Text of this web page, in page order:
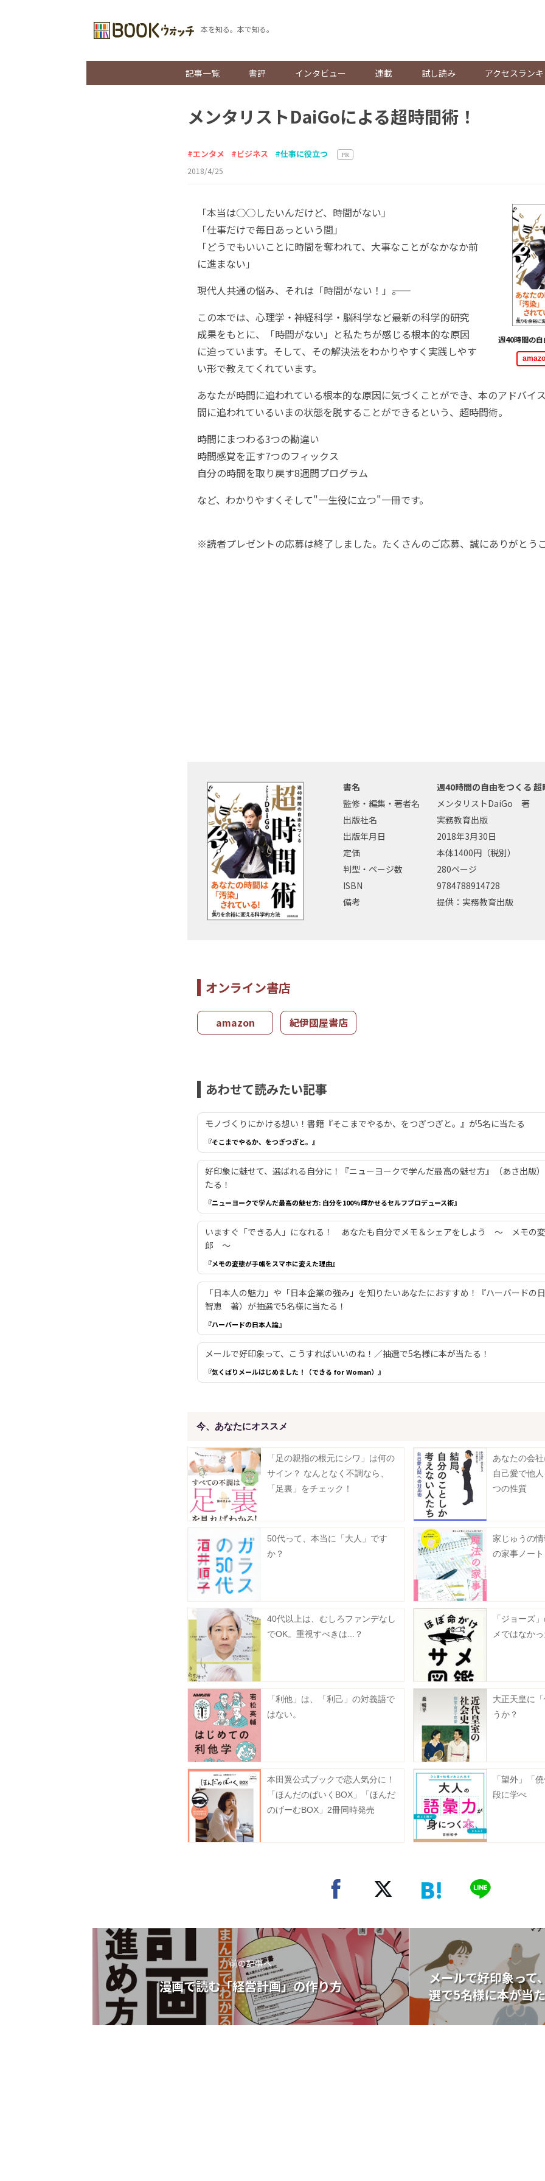
本を知る。本で知る。
記事一覧 書評 インタビュー 連載 試し読み アクセスラン
メンタリストDaiGoによる超時間術！
エンタメ ビジネス 仕事に役立つ PR
2018/4/25
週40時間の
「本当は○○したいんだけど、時間がない」
「仕事だけで毎日あっという間」
「どうでもいいことに時間を奪われて、大事なことがなかなか前
に進まない」
現代人共通の悩み、それは「時間がない！」――。
この本では、心理学・神経科学・脳科学など最新の科学的研究
成果をもとに、「時間がない」と私たちが感じる根本的な原因
に迫っています。そして、その解決法をわかりやすく実践しやす
い形で教えてくれています。
あなたが時間に追われている根本的な原因に気づくことができ、本のアドバイ
間に追われているいまの状態を脱することができるという、超時間術。
時間にまつわる3つの勘違い
時間感覚を正す7つのフィックス
自分の時間を取り戻す8週間プログラム
など、わかりやすくそして"一生役に立つ"一冊です。
※読者プレゼントの応募は終了しました。たくさんのご応募、誠にありがとう
書名
週40時間の自由をつくる 超
監修・編集・著者名
メンタリストDaiGo 著
出版社名
実務教育出版
出版年月日
2018年3月30日
定価
本体1400円（税別）
判型・ページ数
280ページ
ISBN
9784788914728
備考
提供：実務教育出版
オンライン書店
amazon 紀伊國屋書店
あわせて読みたい記事
モノづくりにかける想い！書籍『そこまでやるか、をつぎつぎと。』が5名に当たる
『そこまでやるか、をつぎつぎと。』
好印象に魅せて、選ばれる自分に！『ニューヨークで学んだ最高の魅せ方』（あさ出版
たる！
『ニューヨークで学んだ最高の魅せ方: 自分を100%輝かせるセルフプロデュース術』
いますぐ「できる人」になれる！ あなたも自分でメモ＆シェアをしよう ～ メモの
郎 ～
『メモの変態が手帳をスマホに変えた理由』
「日本人の魅力」や「日本企業の強み」を知りたいあなたにおすすめ！『ハーバードの
智恵 著）が抽選で5名様に当たる！
『ハーバードの日本人論』
メールで好印象って、こうすればいいのね！／抽選で5名様に本が当たる！
『気くばりメールはじめました！（できる for Woman）』
今、あなたにオススメ
「足の親指の根元にシワ」は何の
サイン？ なんとなく不調なら、
「足裏」をチェック！
あなたの会
自己愛で他
つの性質
50代って、本当に「大人」です
か？
家じゅうの
の家事ノート
40代以上は、むしろファンデなし
でOK。重視すべきは...？
「ジョーズ
メではなか
「利他」は、「利己」の対義語で
はない。
大正天皇に
うか？
本田翼公式ブックで恋人気分に！
「ほんだのばいくBOX」「ほんだ
のげーむBOX」2冊同時発売
「望外」「
段に学べ
前の記事へ
漫画で読む「経営計画」の作り方
メールで好印象って
選で5名様に本が当